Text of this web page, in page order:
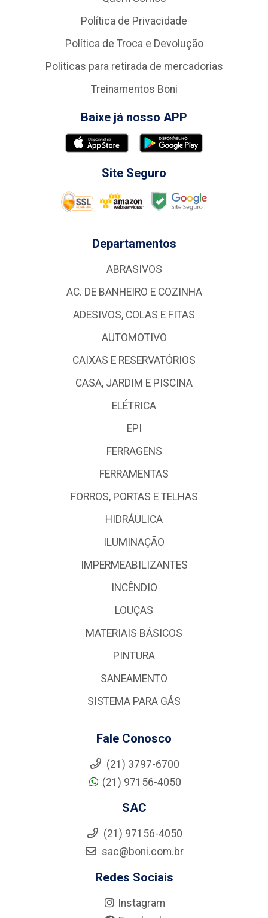
Política de Privacidade
Política de Troca e Devolução
Politicas para retirada de mercadorias
Treinamentos Boni
Baixe já nosso APP
Site Seguro
Departamentos
ABRASIVOS
AC. DE BANHEIRO E COZINHA
ADESIVOS, COLAS E FITAS
AUTOMOTIVO
CAIXAS E RESERVATÓRIOS
CASA, JARDIM E PISCINA
ELÉTRICA
EPI
FERRAGENS
FERRAMENTAS
FORROS, PORTAS E TELHAS
HIDRÁULICA
ILUMINAÇÃO
IMPERMEABILIZANTES
INCÊNDIO
LOUÇAS
MATERIAIS BÁSICOS
PINTURA
SANEAMENTO
SISTEMA PARA GÁS
Fale Conosco
(21) 3797-6700
(21) 97156-4050
SAC
(21) 97156-4050
sac@boni.com.br
Redes Sociais
Instagram